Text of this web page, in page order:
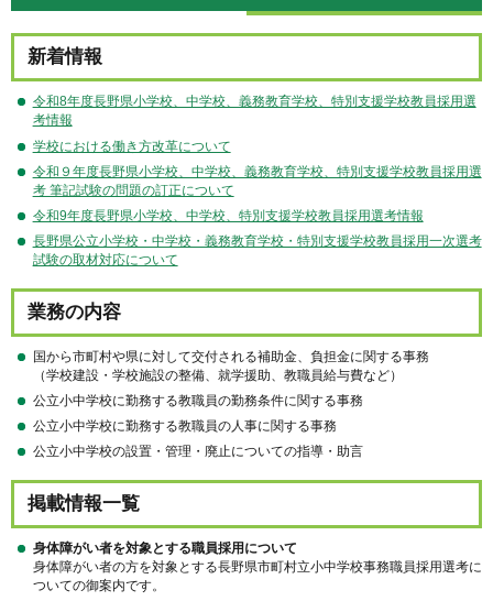
新着情報
令和8年度長野県小学校、中学校、義務教育学校、特別支援学校教員採用選
考情報
学校における働き方改革について
令和９年度長野県小学校、中学校、義務教育学校、特別支援学校教員採用選
考 筆記試験の問題の訂正について
令和9年度長野県小学校、中学校、特別支援学校教員採用選考情報
長野県公立小学校・中学校・義務教育学校・特別支援学校教員採用一次選考
試験の取材対応について
業務の内容
国から市町村や県に対して交付される補助金、負担金に関する事務
（学校建設・学校施設の整備、就学援助、教職員給与費など）
公立小中学校に勤務する教職員の勤務条件に関する事務
公立小中学校に勤務する教職員の人事に関する事務
公立小中学校の設置・管理・廃止についての指導・助言
掲載情報一覧
身体障がい者を対象とする職員採用について
身体障がい者の方を対象とする長野県市町村立小中学校事務職員採用選考に
ついての御案内です。